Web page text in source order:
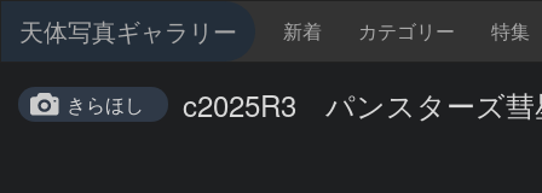
天体写真ギャラリー 新着 カテゴリー 特集
きらほし c2025R3 パンスターズ彗